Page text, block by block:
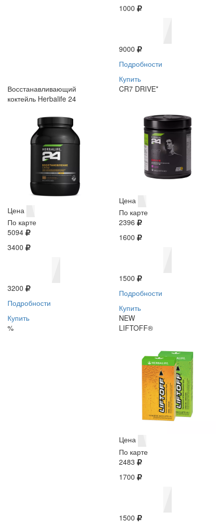
1000
9000
Подробности
Купить
Восстанавливающий
коктейль Herbalife 24
Цена
По карте
5094
3400
3200
Подробности
Купить
%
CR7 DRIVE*
Цена
По карте
2396
1600
1500
Подробности
Купить
NEW
LIFTOFF®
Цена
По карте
2483
1700
1500